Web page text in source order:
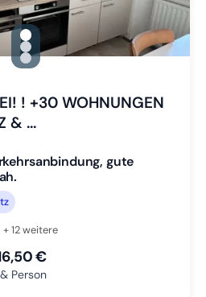
gallery.slide_selector
Zu Slide 1 wechseln
Zu Slide 2 wechseln
Zu Slide 3 wechseln
! +30 WOHNUNGEN
& ...
gute
+ 12 weitere
€
Person